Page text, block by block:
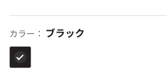
カラー： ブラック